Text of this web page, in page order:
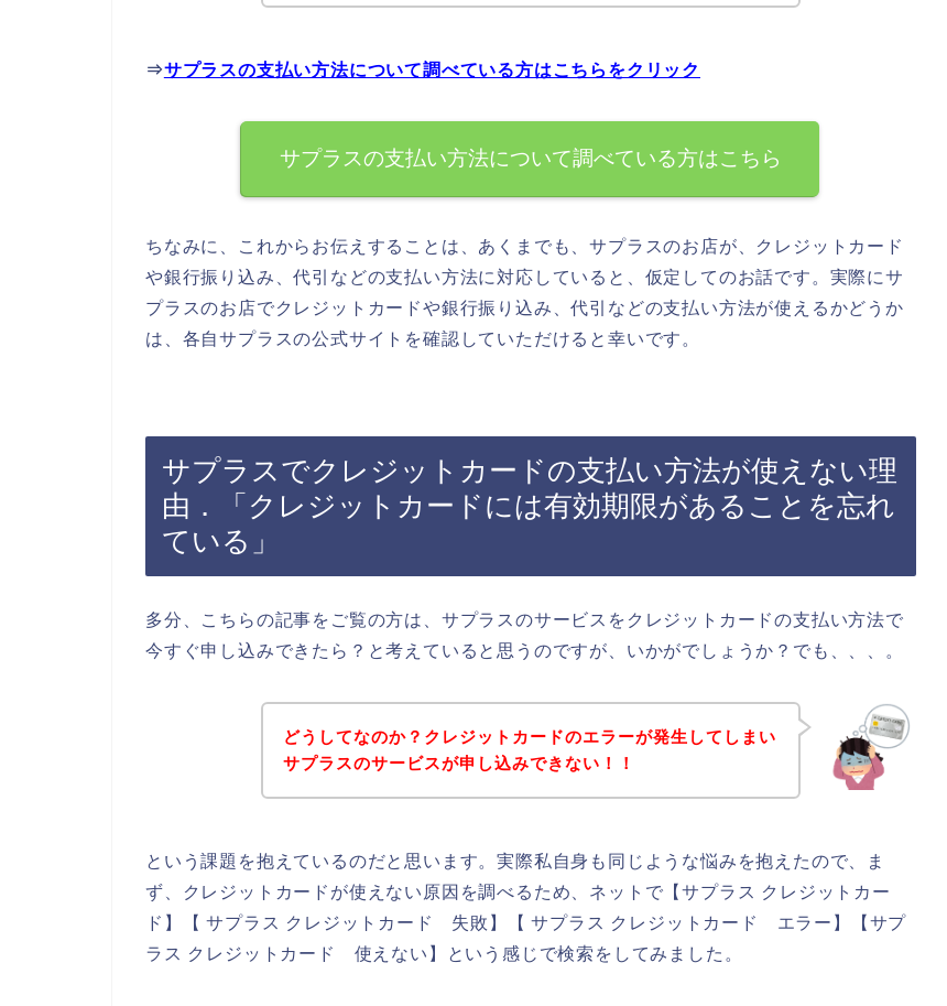
⇒サプラスの支払い方法について調べている方はこちらをクリック
サプラスの支払い方法について調べている方はこちら
ちなみに、これからお伝えすることは、あくまでも、サプラスのお店が、クレジットカード
や銀行振り込み、代引などの支払い方法に対応していると、仮定してのお話です。実際にサ
プラスのお店でクレジットカードや銀行振り込み、代引などの支払い方法が使えるかどうか
は、各自サプラスの公式サイトを確認していただけると幸いです。
サプラスでクレジットカードの支払い方法が使えない理
由．「クレジットカードには有効期限があることを忘れ
ている」
多分、こちらの記事をご覧の方は、サプラスのサービスをクレジットカードの支払い方法で
今すぐ申し込みできたら？と考えていると思うのですが、いかがでしょうか？でも、、、。
どうしてなのか？クレジットカードのエラーが発生してしまい
サプラスのサービスが申し込みできない！！
という課題を抱えているのだと思います。実際私自身も同じような悩みを抱えたので、ま
ず、クレジットカードが使えない原因を調べるため、ネットで【サプラス クレジットカー
ド】【 サプラス クレジットカード 失敗】【 サプラス クレジットカード エラー】【サプ
ラス クレジットカード 使えない】という感じで検索をしてみました。